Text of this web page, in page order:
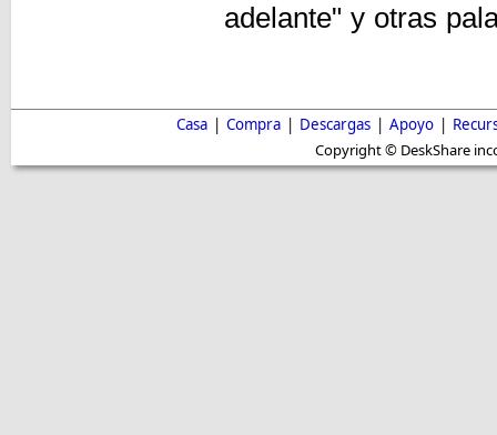
adelante" y otras
Casa | Compra | Descargas | Apoyo |
Copyright © DeskShare